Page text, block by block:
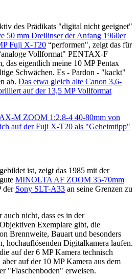
des Prädikats "digital nicht geeignet"
50 mm Dreilinser der Anfang 1960er
Fuji X-T20 “performen", zeigt das für
Vollformat" PENTAX-F
das eigentlich meine 10 MP Pentax
Schwächen. Es - Pardon - "kackt"
ab. Das etwa gleich alte Canon 3,6-
auf der 13,5 MP Vollformat
M ZOOM 1:2.8-4 40-80mm von
auf der Fuji X-T20 als "Geheimtipp"
ist, zeigt das 1985 mit der
MINOLTA AF ZOOM 35-70mm
der Sony SLT-A33 an seine Grenzen zu
nicht, dass es in der
Exemplare gibt, die
Brennweite, Bauart und besonders
hochauflösenden Digitalkamera laufen.
auf der 6 MP Kamera technisch
auf der 10 MP Kamera aus dem
"Flaschenboden" erweisen.